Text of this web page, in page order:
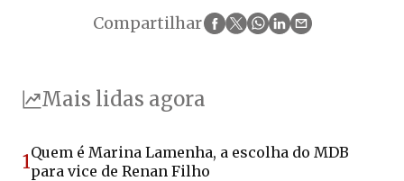
Compartilhar
Mais lidas agora
1Quem é Marina Lamenha, a escolha do MDB
para vice de Renan Filho